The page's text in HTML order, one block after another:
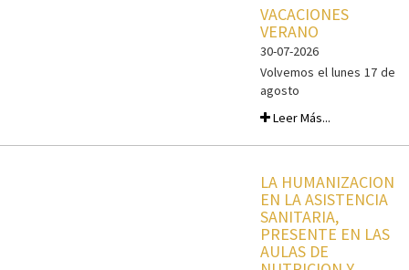
VACACIONES
VERANO
30-07-2026
Volvemos el lunes 17 de
agosto
Leer Más...
LA HUMANIZACION
EN LA ASISTENCIA
SANITARIA,
PRESENTE EN LAS
AULAS DE